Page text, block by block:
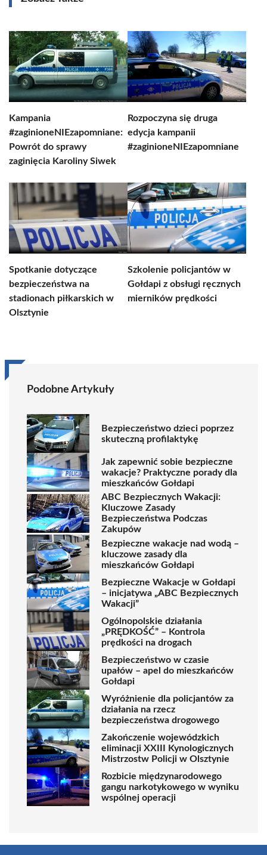
Kampania
#zaginioneNIEzapomniane:
Powrót do sprawy
zaginięcia Karoliny Siwek
Rozpoczyna się druga
edycja kampanii
#zaginioneNIEzapomniane
Spotkanie dotyczące
bezpieczeństwa na
stadionach piłkarskich w
Olsztynie
Szkolenie policjantów w
Gołdapi z obsługi ręcznych
mierników prędkości
Podobne Artykuły
Bezpieczeństwo dzieci poprzez
skuteczną profilaktykę
Jak zapewnić sobie bezpieczne
wakacje? Praktyczne porady dla
mieszkańców Gołdapi
ABC Bezpiecznych Wakacji:
Kluczowe Zasady
Bezpieczeństwa Podczas
Zakupów
Bezpieczne wakacje nad wodą –
kluczowe zasady dla
mieszkańców Gołdapi
Bezpieczne Wakacje w Gołdapi
– inicjatywa „ABC Bezpiecznych
Wakacji”
Ogólnopolskie działania
„PRĘDKOŚĆ” – Kontrola
prędkości na drogach
Bezpieczeństwo w czasie
upałów – apel do mieszkańców
Gołdapi
Wyróżnienie dla policjantów za
działania na rzecz
bezpieczeństwa drogowego
Zakończenie wojewódzkich
eliminacji XXIII Kynologicznych
Mistrzostw Policji w Olsztynie
Rozbicie międzynarodowego
gangu narkotykowego w wyniku
wspólnej operacji